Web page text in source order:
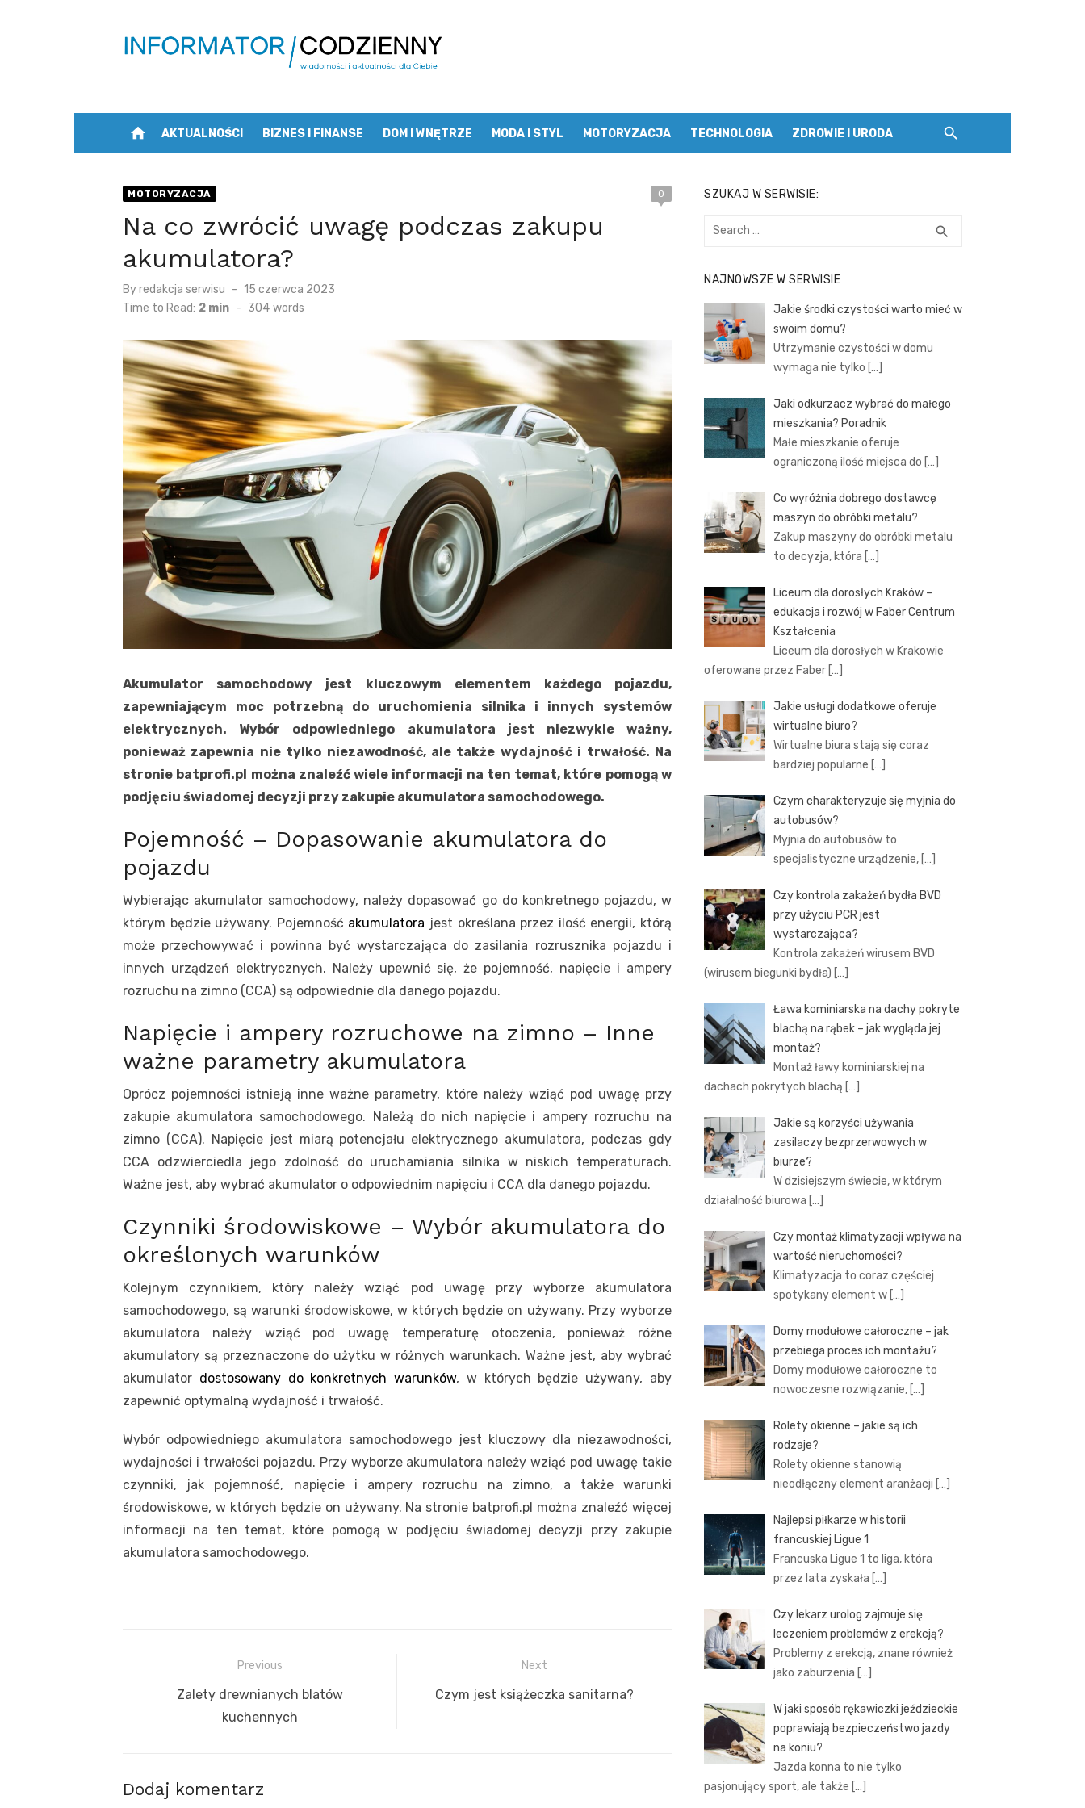
home AKTUALNOŚCI BIZNES I FINANSE DOM I WNĘTRZE MODA I STYL MOTORYZACJA TECHNOLOGIA ZDROWIE I URODA
MOTORYZACJA 0
Na co zwrócić uwagę podczas zakupu
akumulatora?
Byredakcja serwisu
Posted
on
15 czerwca 2023
Time to Read: 2 min - 304 words
Akumulator samochodowy jest kluczowym elementem każdego pojazdu,
zapewniającym moc potrzebną do uruchomienia silnika i innych systemów
elektrycznych. Wybór odpowiedniego akumulatora jest niezwykle ważny,
ponieważ zapewnia nie tylko niezawodność, ale także wydajność i trwałość. Na
stronie batprofi.pl można znaleźć wiele informacji na ten temat, które pomogą w
podjęciu świadomej decyzji przy zakupie akumulatora samochodowego.
Pojemność – Dopasowanie akumulatora do
pojazdu
Wybierając akumulator samochodowy, należy dopasować go do konkretnego pojazdu, w
którym będzie używany. Pojemność akumulatora jest określana przez ilość energii, którą
może przechowywać i powinna być wystarczająca do zasilania rozrusznika pojazdu i
innych urządzeń elektrycznych. Należy upewnić się, że pojemność, napięcie i ampery
rozruchu na zimno (CCA) są odpowiednie dla danego pojazdu.
Napięcie i ampery rozruchowe na zimno – Inne
ważne parametry akumulatora
Oprócz pojemności istnieją inne ważne parametry, które należy wziąć pod uwagę przy
zakupie akumulatora samochodowego. Należą do nich napięcie i ampery rozruchu na
zimno (CCA). Napięcie jest miarą potencjału elektrycznego akumulatora, podczas gdy
CCA odzwierciedla jego zdolność do uruchamiania silnika w niskich temperaturach.
Ważne jest, aby wybrać akumulator o odpowiednim napięciu i CCA dla danego pojazdu.
Czynniki środowiskowe – Wybór akumulatora do
określonych warunków
Kolejnym czynnikiem, który należy wziąć pod uwagę przy wyborze akumulatora
samochodowego, są warunki środowiskowe, w których będzie on używany. Przy wyborze
akumulatora należy wziąć pod uwagę temperaturę otoczenia, ponieważ różne
akumulatory są przeznaczone do użytku w różnych warunkach. Ważne jest, aby wybrać
akumulator dostosowany do konkretnych warunków, w których będzie używany, aby
zapewnić optymalną wydajność i trwałość.
Wybór odpowiedniego akumulatora samochodowego jest kluczowy dla niezawodności,
wydajności i trwałości pojazdu. Przy wyborze akumulatora należy wziąć pod uwagę takie
czynniki, jak pojemność, napięcie i ampery rozruchu na zimno, a także warunki
środowiskowe, w których będzie on używany. Na stronie batprofi.pl można znaleźć więcej
informacji na ten temat, które pomogą w podjęciu świadomej decyzji przy zakupie
akumulatora samochodowego.
wpisu
Previous
Previous
Zalety drewnianych blatów
kuchennych
Next
Next
Czym jest książeczka sanitarna?
Dodaj komentarz
SZUKAJ W SERWISIE:
Search
search
NAJNOWSZE W SERWISIE
Jakie środki czystości warto mieć w
swoim domu?
Utrzymanie czystości w domu
wymaga nie tylko […]
Jaki odkurzacz wybrać do małego
mieszkania? Poradnik
Małe mieszkanie oferuje
ograniczoną ilość miejsca do […]
Co wyróżnia dobrego dostawcę
maszyn do obróbki metalu?
Zakup maszyny do obróbki metalu
to decyzja, która […]
Liceum dla dorosłych Kraków –
edukacja i rozwój w Faber Centrum
Kształcenia
Liceum dla dorosłych w Krakowie
oferowane przez Faber […]
Jakie usługi dodatkowe oferuje
wirtualne biuro?
Wirtualne biura stają się coraz
bardziej popularne […]
Czym charakteryzuje się myjnia do
autobusów?
Myjnia do autobusów to
specjalistyczne urządzenie, […]
Czy kontrola zakażeń bydła BVD
przy użyciu PCR jest
wystarczająca?
Kontrola zakażeń wirusem BVD
(wirusem biegunki bydła) […]
Ława kominiarska na dachy pokryte
blachą na rąbek – jak wygląda jej
montaż?
Montaż ławy kominiarskiej na
dachach pokrytych blachą […]
Jakie są korzyści używania
zasilaczy bezprzerwowych w
biurze?
W dzisiejszym świecie, w którym
działalność biurowa […]
Czy montaż klimatyzacji wpływa na
wartość nieruchomości?
Klimatyzacja to coraz częściej
spotykany element w […]
Domy modułowe całoroczne – jak
przebiega proces ich montażu?
Domy modułowe całoroczne to
nowoczesne rozwiązanie, […]
Rolety okienne – jakie są ich
rodzaje?
Rolety okienne stanowią
nieodłączny element aranżacji […]
Najlepsi piłkarze w historii
francuskiej Ligue 1
Francuska Ligue 1 to liga, która
przez lata zyskała […]
Czy lekarz urolog zajmuje się
leczeniem problemów z erekcją?
Problemy z erekcją, znane również
jako zaburzenia […]
W jaki sposób rękawiczki jeździeckie
poprawiają bezpieczeństwo jazdy
na koniu?
Jazda konna to nie tylko
pasjonujący sport, ale także […]